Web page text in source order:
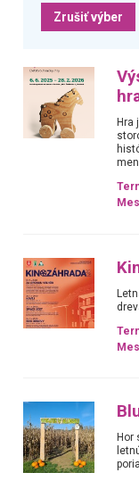
Zrušiť výber
Hra
Hor